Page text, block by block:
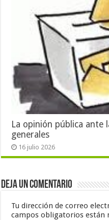
La opinión pública ante
generales
16 julio 2026
Deja un comentario
Tu dirección de correo
campos obligatorios están